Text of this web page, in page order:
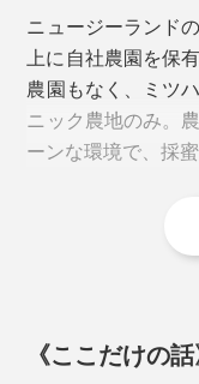
「マヌカハニー」
ジが浸透していま
グレードの高い「
※「マヌカ＆プロポリスス
「MG」は「MGO
「メチルグリオキ
1本で約380プッシ
2、3ヶ月はもつ計
ズン使えます。
ニュージーランド
上に自社農園を保
農園もなく、ミツ
ニック農地のみ。
ーンな環境で、採蜜
たり、不自然なこ
が、『マックスハ
《ここだけの